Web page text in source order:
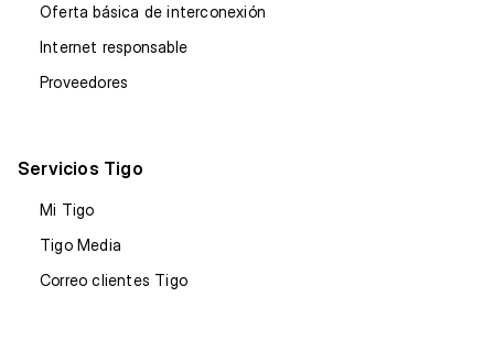
Oferta básica de interconexión
Internet responsable
Proveedores
Servicios Tigo
Mi Tigo
Tigo Media
Correo clientes Tigo